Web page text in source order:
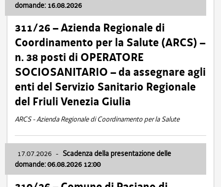
domande: 16.08.2026
311/26 – Azienda Regionale di
Coordinamento per la Salute (ARCS) –
n. 38 posti di OPERATORE
SOCIOSANITARIO – da assegnare agli
enti del Servizio Sanitario Regionale
del Friuli Venezia Giulia
ARCS - Azienda Regionale di Coordinamento per la Salute
17.07.2026 - Scadenza della presentazione delle
domande: 06.08.2026 12:00